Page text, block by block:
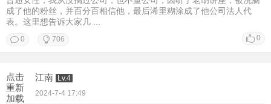
成了他的粉丝，并百分百相信他，最后浠里糊涂成了他公司法人代
表。这里想告诉大家几 ...
0
0 706
点击
重新
加载
江南
Lv.4
2024-7-4 17:49